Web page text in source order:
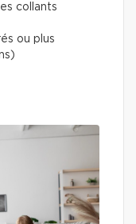
collants
ou plus